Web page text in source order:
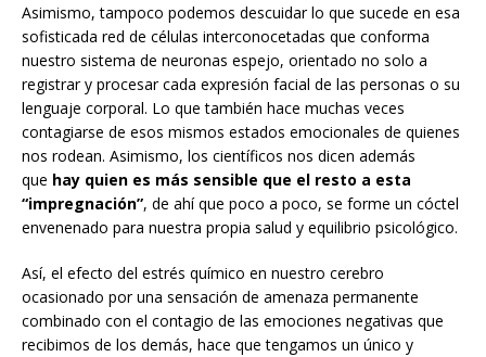
Asimismo, tampoco podemos descuidar lo que sucede en esa
sofisticada red de células interconocetadas que conforma
nuestro sistema de neuronas espejo, orientado no solo a
registrar y procesar cada expresión facial de las personas o su
lenguaje corporal. Lo que también hace muchas veces
contagiarse de esos mismos estados emocionales de quienes
nos rodean. Asimismo, los científicos nos dicen además
que hay quien es más sensible que el resto a esta
“impregnación”, de ahí que poco a poco, se forme un cóctel
envenenado para nuestra propia salud y equilibrio psicológico.
Así, el efecto del estrés químico en nuestro cerebro
ocasionado por una sensación de amenaza permanente
combinado con el contagio de las emociones negativas que
recibimos de los demás, hace que tengamos un único y